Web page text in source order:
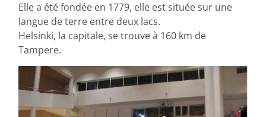
Elle a été fondée en 1779, elle est située sur une
langue de terre entre deux lacs.
Helsinki, la capitale, se trouve à 160 km de
Tampere.